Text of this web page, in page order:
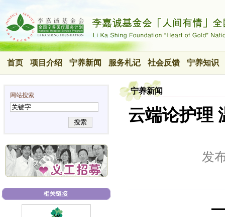
首页 项目介绍 宁养新闻 服务札记 社会反馈 宁养知识
网站搜索
搜索
宁养新闻
云端论护理
发